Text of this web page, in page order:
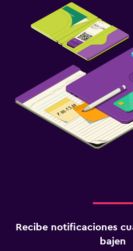
Cuna/cama nido disponibles
Comidas para niños
Recibe notificaciones
bajen